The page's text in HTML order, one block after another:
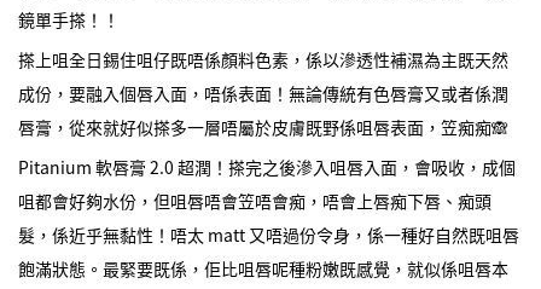
鏡單手搽！！
搽上咀全日錫住咀仔既唔係顏料色素，係以滲透性補濕為主既天然
成份，要融入個唇入面，唔係表面！無論傳統有色唇膏又或者係潤
唇膏，從來就好似搽多一層唔屬於皮膚既野係咀唇表面，笠痴痴🙈
Pitanium 軟唇膏 2.0 超潤！搽完之後滲入咀唇入面，會吸收，成個
咀都會好夠水份，但咀唇唔會笠唔會痴，唔會上唇痴下唇、痴頭
髮，係近乎無黏性！唔太 matt 又唔過份令身，係一種好自然既咀唇
飽滿狀態。最緊要既係，佢比咀唇呢種粉嫩既感覺，就似係咀唇本